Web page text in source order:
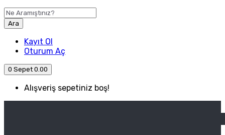
Ara
Kayıt Ol
Oturum Aç
0 Sepet 0.00
Alışveriş sepetiniz boş!